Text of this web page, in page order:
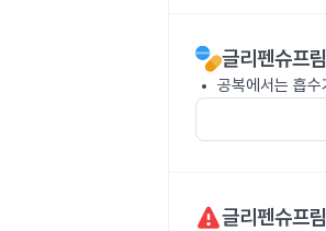
글리펜슈프
공복에서는 흡
글리펜슈프